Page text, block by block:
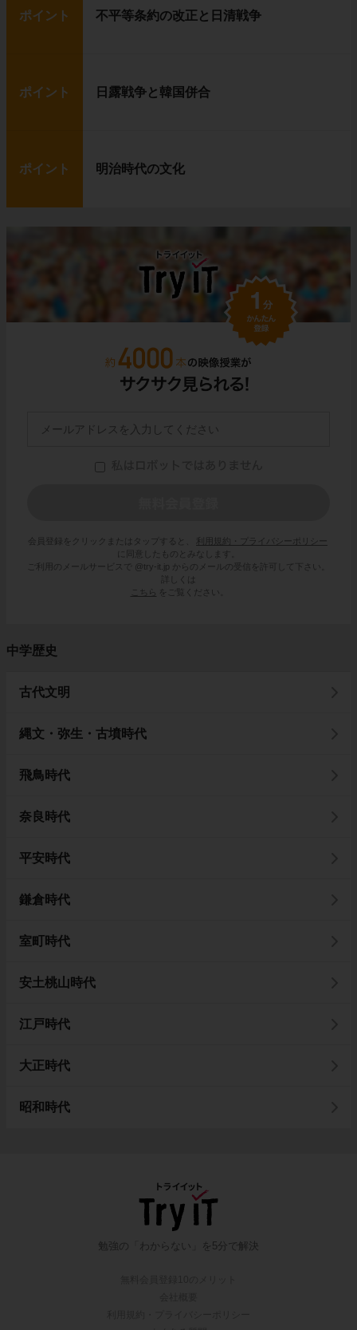
ポイント 不平等条約の改正と日清戦争
ポイント 日露戦争と韓国併合
ポイント 明治時代の文化
会員登録をクリックまたはタップすると、
利用規約・プライバシーポリシー
に同意したものとみなします。
ご利用のメールサービスで @try-it.jp からのメールの受信を許可して下さい。
詳しくは
こちら
をご覧ください。
中学歴史
古代文明
縄文・弥生・古墳時代
飛鳥時代
奈良時代
平安時代
鎌倉時代
室町時代
安土桃山時代
江戸時代
大正時代
昭和時代
勉強の「わからない」を5分で解決